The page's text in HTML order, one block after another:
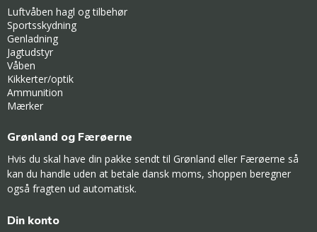
Luftvåben hagl og tilbehør
Sportsskydning
Genladning
Jagtudstyr
Våben
Kikkerter/optik
Ammunition
Mærker
Grønland og Færøerne
Hvis du skal have din pakke sendt til Grønland eller Færøerne så
kan du handle uden at betale dansk moms, shoppen beregner
også fragten ud automatisk.
Din konto